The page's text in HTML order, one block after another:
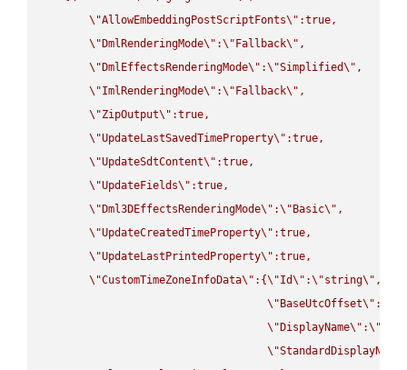
\"AllowEmbeddingPostScriptFonts\" :true,
\" DmlRenderingMode\" :\" Fallback\" ,
\" DmlEffectsRenderingMode\" :\"Simplified\" ,
\"ImlRenderingMode\" :\" Fallback\" ,
\"ZipOutput\" :true,
\"UpdateLastSavedTimeProperty\" :true,
\"UpdateSdtContent\" :true,
\"UpdateFields\" :true,
\" Dml3DEffectsRenderingMode\" :\" Basic\" ,
\"UpdateCreatedTimeProperty\" :true,
\"UpdateLastPrintedProperty\" :true,
\"CustomTimeZoneInfoData\" :{\"Id\" :\"string\" ,
\" BaseUtcOffset\" :
\" DisplayName\" :\"
\"StandardDisplayName